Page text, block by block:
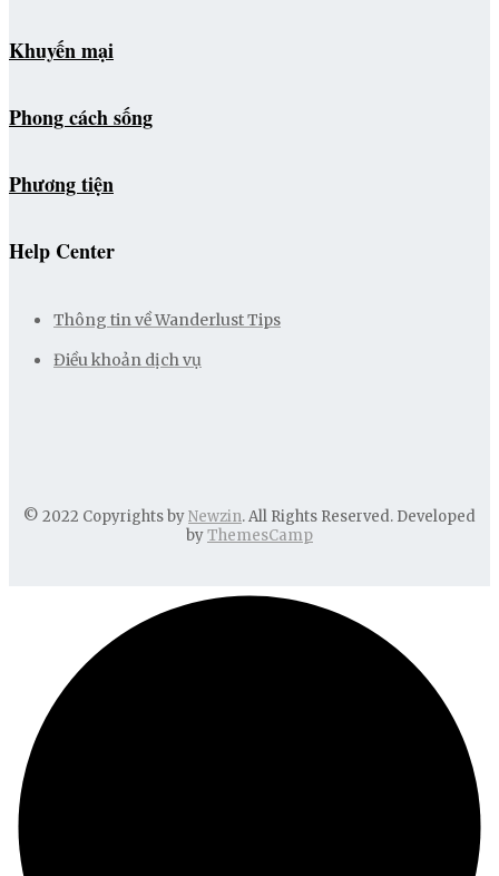
Khuyến mại
Phong cách sống
Phương tiện
Help Center
Thông tin về Wanderlust Tips
Điều khoản dịch vụ
© 2022 Copyrights byNewzin. All Rights Reserved. Developed
byThemesCamp